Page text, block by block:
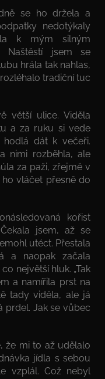
se ho držela a
nedotýkaly
k mým silným
Naštěstí jsem se
hrála tak nahlas,
tradiční tuc
větší ulice. Viděla
a za ruku si vede
dát k večeři.
nimi rozběhla, ale
za paži, zřejmě v
vláčet přesně do
kořist
jsem, až se
utéct. Přestala
a naopak začala
největší hluk. „Tak
a namířila prst na
tady viděla, ale já
prdel. Jak se vůbec
že mi to až udělalo
jídla s sebou
vzplál. Což nebyl